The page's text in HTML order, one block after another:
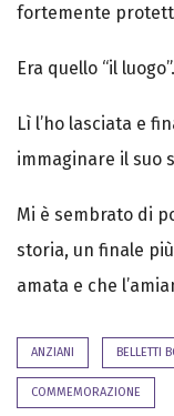
fortemente
Era quello “il luogo”.
Lì l’ho lasciata e
immaginare il suo
Mi è sembrato di
storia, un finale
amata e che
ANZIANI BELLETTI
COMMEMORAZIONE